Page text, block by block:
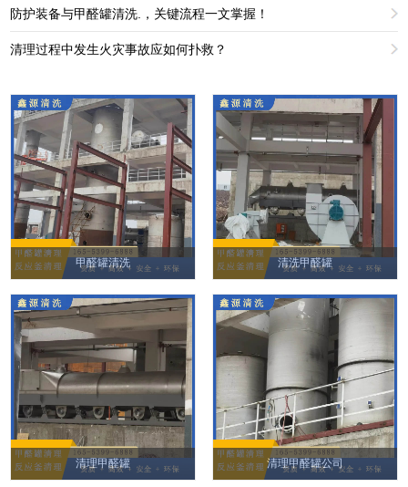
防护装备与甲醛罐清洗.，关键流程一文掌握！
清理过程中发生火灾事故应如何扑救？
甲醛罐清洗 清洗甲醛罐
清理甲醛罐 清理甲醛罐公司